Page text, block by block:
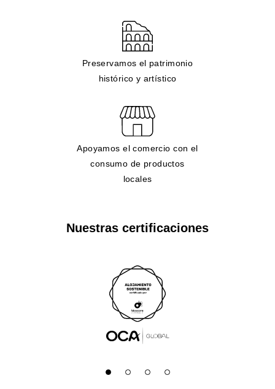
Preservamos el patrimonio
histórico y artístico
Apoyamos el comercio con el
consumo de productos
locales
Nuestras certificaciones